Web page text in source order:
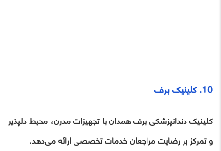
10. کلینیک برف
کلینیک دندانپزشکی برف همدان با تجهیزات مدرن، محیط دلپذیر
و تمرکز بر رضایت مراجعان خدمات تخصصی ارائه می‌دهد.